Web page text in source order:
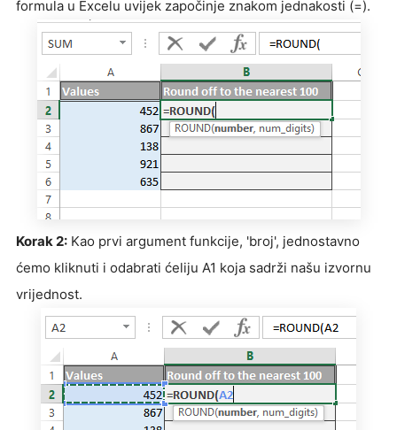
formula u Excelu uvijek započinje znakom jednakosti (=).
Korak 2: Kao prvi argument funkcije, 'broj', jednostavno
ćemo kliknuti i odabrati ćeliju A1 koja sadrži našu izvornu
vrijednost.